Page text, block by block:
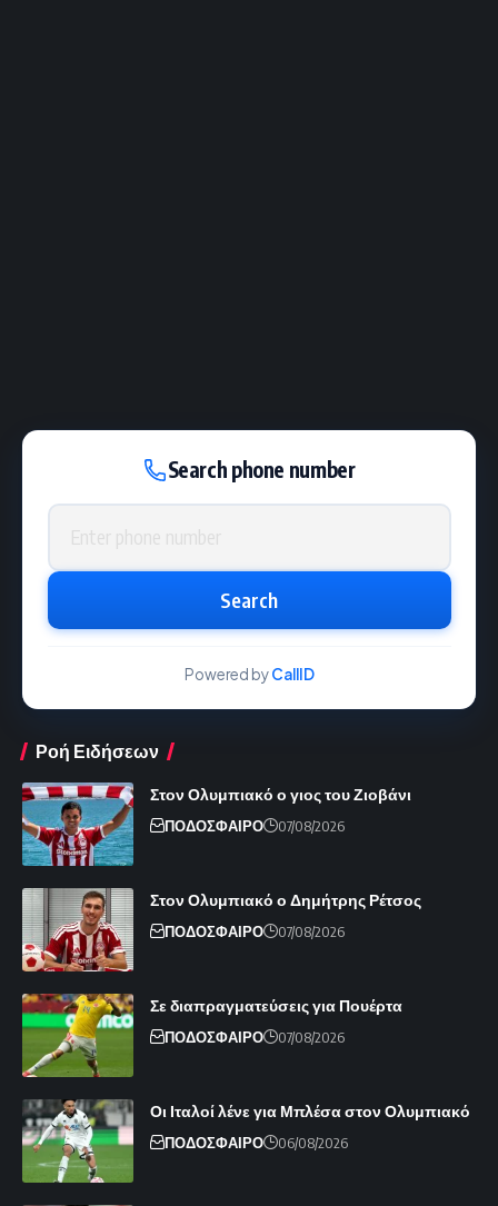
Search phone number
Phone number
Search
Powered byCallID
Ροή Ειδήσεων
Στον Ολυμπιακό ο γιος του Ζιοβάνι
ΠΟΔΟΣΦΑΙΡΟ 07/08/2026
Στον Ολυμπιακό ο Δημήτρης Ρέτσος
ΠΟΔΟΣΦΑΙΡΟ 07/08/2026
Σε διαπραγματεύσεις για Πουέρτα
ΠΟΔΟΣΦΑΙΡΟ 07/08/2026
Οι Ιταλοί λένε για Μπλέσα στον Ολυμπιακό
ΠΟΔΟΣΦΑΙΡΟ 06/08/2026